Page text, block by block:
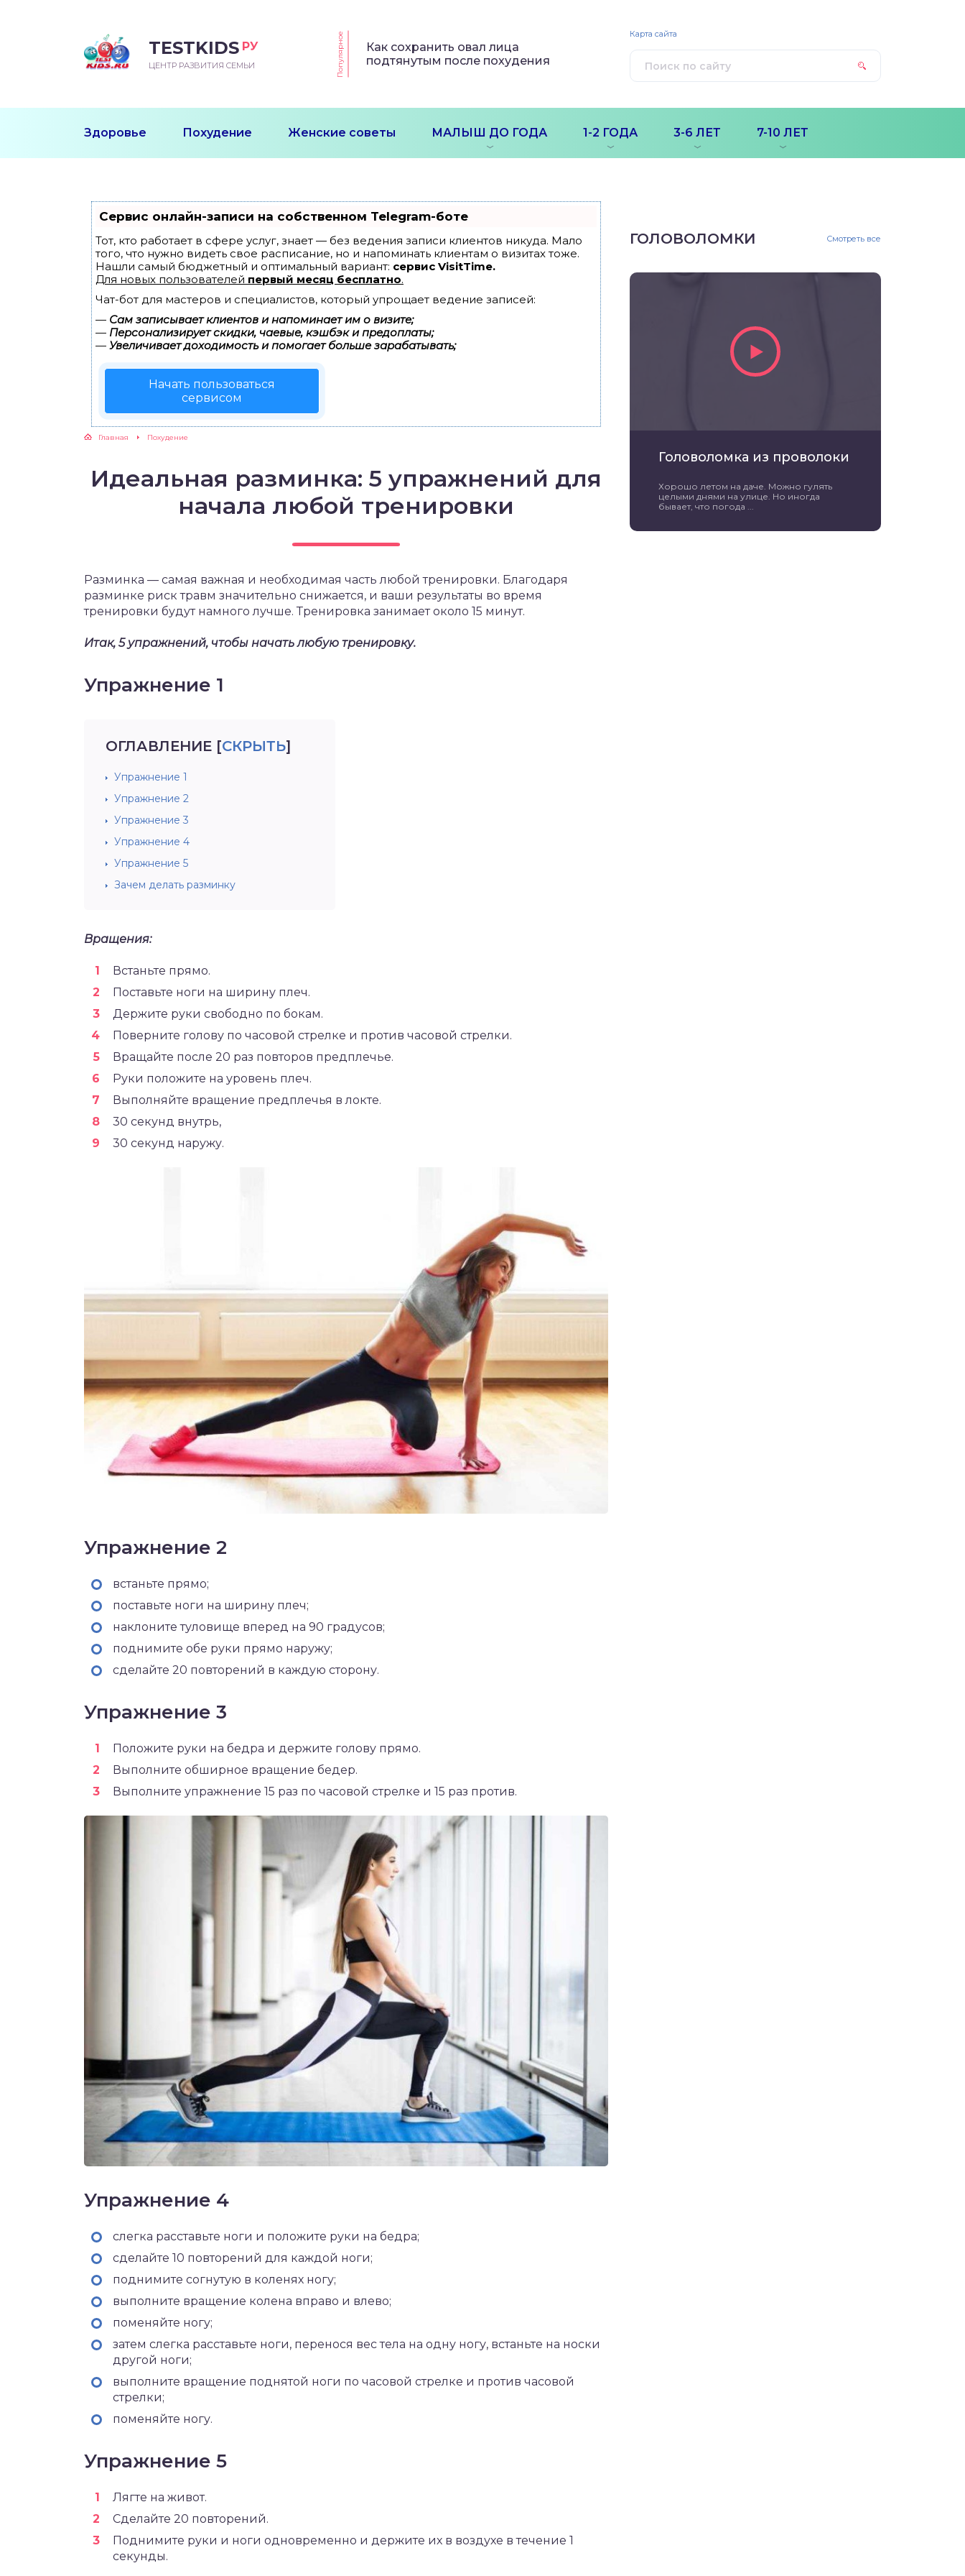
TESTKIDS РУ
ЦЕНТР РАЗВИТИЯ СЕМЬИ Популярное
Как сохранить овал лица
подтянутым после похудения
Здоровье Похудение Женские советы МАЛЫШ ДО ГОДА 1-2 ГОДА 3-6 ЛЕТ 7-10 ЛЕТ
Карта сайта
Сервис онлайн-записи на собственном Telegram-боте
Тот, кто работает в сфере услуг, знает — без ведения записи клиентов никуда. Мало
того, что нужно видеть свое расписание, но и напоминать клиентам о визитах тоже.
Нашли самый бюджетный и оптимальный вариант: сервис VisitTime.
Для новых пользователей первый месяц бесплатно.
Чат-бот для мастеров и специалистов, который упрощает ведение записей:
— Сам записывает клиентов и напоминает им о визите;
— Персонализирует скидки, чаевые, кэшбэк и предоплаты;
— Увеличивает доходимость и помогает больше зарабатывать;
Начать пользоваться
сервисом
Главная Похудение
Идеальная разминка: 5 упражнений для
начала любой тренировки
Разминка — самая важная и необходимая часть любой тренировки. Благодаря
разминке риск травм значительно снижается, и ваши результаты во время
тренировки будут намного лучше. Тренировка занимает около 15 минут.
Итак, 5 упражнений, чтобы начать любую тренировку.
Упражнение 1
ОГЛАВЛЕНИЕ [СКРЫТЬ]
Упражнение 1
Упражнение 2
Упражнение 3
Упражнение 4
Упражнение 5
Зачем делать разминку
Вращения:
Встаньте прямо.
Поставьте ноги на ширину плеч.
Держите руки свободно по бокам.
Поверните голову по часовой стрелке и против часовой стрелки.
Вращайте после 20 раз повторов предплечье.
Руки положите на уровень плеч.
Выполняйте вращение предплечья в локте.
30 секунд внутрь,
30 секунд наружу.
Упражнение 2
встаньте прямо;
поставьте ноги на ширину плеч;
наклоните туловище вперед на 90 градусов;
поднимите обе руки прямо наружу;
сделайте 20 повторений в каждую сторону.
Упражнение 3
Положите руки на бедра и держите голову прямо.
Выполните обширное вращение бедер.
Выполните упражнение 15 раз по часовой стрелке и 15 раз против.
Упражнение 4
слегка расставьте ноги и положите руки на бедра;
сделайте 10 повторений для каждой ноги;
поднимите согнутую в коленях ногу;
выполните вращение колена вправо и влево;
поменяйте ногу;
затем слегка расставьте ноги, перенося вес тела на одну ногу, встаньте на носки
другой ноги;
выполните вращение поднятой ноги по часовой стрелке и против часовой
стрелки;
поменяйте ногу.
Упражнение 5
Лягте на живот.
Сделайте 20 повторений.
Поднимите руки и ноги одновременно и держите их в воздухе в течение 1
секунды.
ГОЛОВОЛОМКИ Смотреть все
Головоломка из проволоки
Хорошо летом на даче. Можно гулять
целыми днями на улице. Но иногда
бывает, что погода ...
МЕСЯЦ
ПЕРВОГО
УЧИТСЯ
ПОСЛЕ ГОДА
К ШКОЛЕ
ДОШКОЛЬНИКА
ШКОЛА
ШКОЛЬНИКА
ШКОЛЬНИКА